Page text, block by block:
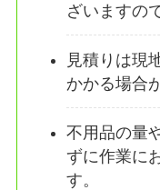
ざいますの
見積りは現
かかる場合
不用品の量
ずに作業に
す。